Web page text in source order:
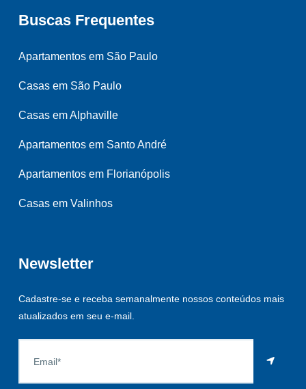
Buscas Frequentes
Apartamentos em São Paulo
Casas em São Paulo
Casas em Alphaville
Apartamentos em Santo André
Apartamentos em Florianópolis
Casas em Valinhos
Newsletter
Cadastre-se e receba semanalmente nossos conteúdos mais
atualizados em seu e-mail.